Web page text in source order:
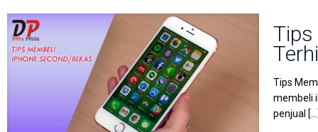
Tips
Tips
membeli
penjual